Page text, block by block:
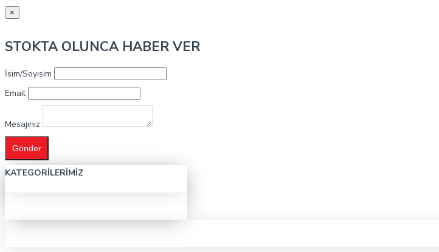
×
STOKTA OLUNCA HABER VER
İsim/Soyisim
Email
Mesajınız
Gönder
KATEGORILERIMIZ